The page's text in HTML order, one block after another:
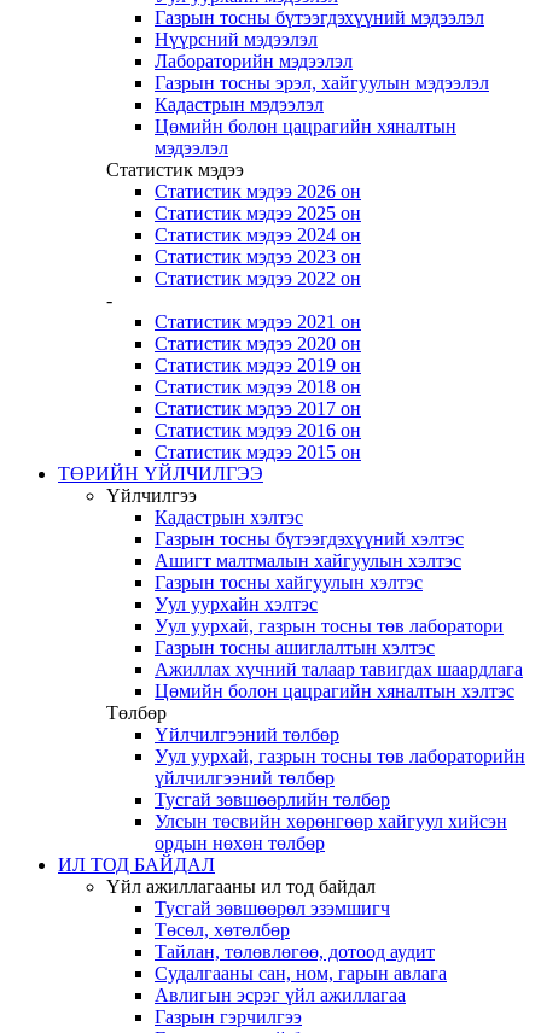
Газрын тосны бүтээгдэхүүний мэдээлэл
Нүүрсний мэдээлэл
Лабораторийн мэдээлэл
Газрын тосны эрэл, хайгуулын мэдээлэл
Кадастрын мэдээлэл
Цөмийн болон цацрагийн хяналтын
мэдээлэл
Статистик мэдээ
Статистик мэдээ 2026 он
Статистик мэдээ 2025 он
Статистик мэдээ 2024 он
Статистик мэдээ 2023 он
Статистик мэдээ 2022 он
-
Статистик мэдээ 2021 он
Статистик мэдээ 2020 он
Статистик мэдээ 2019 он
Статистик мэдээ 2018 он
Статистик мэдээ 2017 он
Статистик мэдээ 2016 он
Статистик мэдээ 2015 он
ТӨРИЙН ҮЙЛЧИЛГЭЭ
Үйлчилгээ
Кадастрын хэлтэс
Газрын тосны бүтээгдэхүүний хэлтэс
Ашигт малтмалын хайгуулын хэлтэс
Газрын тосны хайгуулын хэлтэс
Уул уурхайн хэлтэс
Уул уурхай, газрын тосны төв лаборатори
Газрын тосны ашиглалтын хэлтэс
Ажиллах хүчний талаар тавигдах шаардлага
Цөмийн болон цацрагийн хяналтын хэлтэс
Төлбөр
Үйлчилгээний төлбөр
Уул уурхай, газрын тосны төв лабораторийн
үйлчилгээний төлбөр
Тусгай зөвшөөрлийн төлбөр
Улсын төсвийн хөрөнгөөр хайгуул хийсэн
ордын нөхөн төлбөр
ИЛ ТОД БАЙДАЛ
Үйл ажиллагааны ил тод байдал
Тусгай зөвшөөрөл эзэмшигч
Төсөл, хөтөлбөр
Тайлан, төлөвлөгөө, дотоод аудит
Судалгааны сан, ном, гарын авлага
Авлигын эсрэг үйл ажиллагаа
Газрын гэрчилгээ